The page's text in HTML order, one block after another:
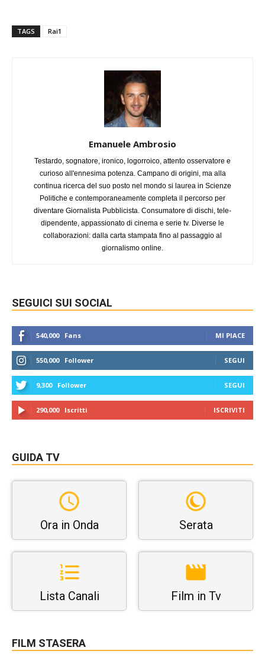
TAGS Rai1
Emanuele Ambrosio
Testardo, sognatore, ironico, logorroico, attento osservatore e
curioso all'ennesima potenza. Campano di origini, ma alla
continua ricerca del suo posto nel mondo si laurea in Scienze
Politiche e contemporaneamente completa il percorso per
diventare Giornalista Pubblicista. Consumatore di dischi, tele-
dipendente, appassionato di cinema e serie tv. Diverse le
collaborazioni: dalla carta stampata fino al passaggio al
giornalismo online.
SEGUICI SUI SOCIAL
540,000 Fans MI PIACE
550,000 Follower SEGUI
9,300 Follower SEGUI
290,000 Iscritti ISCRIVITI
GUIDA TV
Ora in Onda Serata
Lista Canali Film in Tv
FILM STASERA